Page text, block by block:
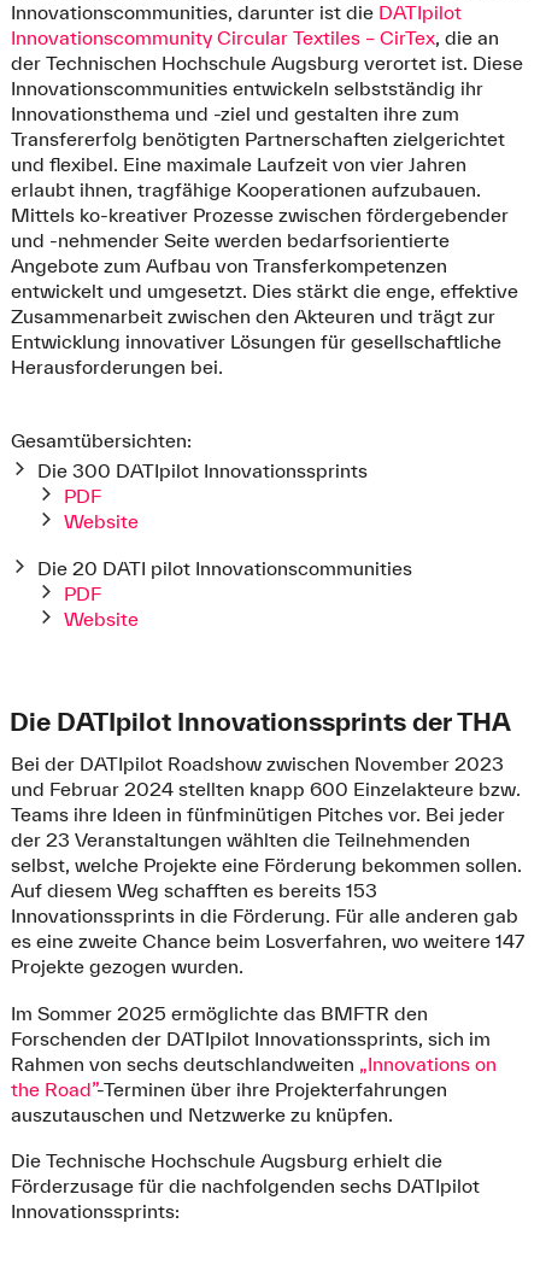
Innovationscommunities, darunter ist die DATIpilot
Innovationscommunity Circular Textiles – CirTex, die an
der Technischen Hochschule Augsburg verortet ist. Diese
Innovationscommunitiesentwickeln selbstständig ihr
Innovationsthema und -ziel und gestalten ihre zum
Transfererfolg benötigten Partnerschaften zielgerichtet
und flexibel. Eine maximale Laufzeit von vier Jahren
erlaubt ihnen, tragfähige Kooperationen aufzubauen.
Mittels ko-kreativer Prozesse zwischen fördergebender
und -nehmender Seite werden bedarfsorientierte
Angebote zum Aufbau von Transferkompetenzen
entwickelt und umgesetzt. Dies stärkt die enge, effektive
Zusammenarbeit zwischen den Akteuren und trägt zur
Entwicklung innovativer Lösungen für gesellschaftliche
Herausforderungen bei.
Gesamtübersichten:
Die 300 DATIpilot Innovationssprints
PDF
Website
Die 20 DATI pilot Innovationscommunities
PDF
Website
Die DATIpilot Innovationssprints der THA
Bei der DATIpilot Roadshow zwischen November 2023
und Februar 2024 stellten knapp 600 Einzelakteure bzw.
Teams ihre Ideen in fünfminütigen Pitches vor. Bei jeder
der 23 Veranstaltungen wählten die Teilnehmenden
selbst, welche Projekte eine Förderung bekommen sollen.
Auf diesem Weg schafften es bereits 153
Innovationssprints in die Förderung. Für alle anderen gab
es eine zweite Chance beim Losverfahren, wo weitere 147
Projekte gezogen wurden.
Im Sommer 2025 ermöglichte das BMFTR den
Forschenden der DATIpilot Innovationssprints, sich im
Rahmen von sechs deutschlandweiten „Innovations on
the Road”-Terminen über ihre Projekterfahrungen
auszutauschen und Netzwerke zu knüpfen.
Die Technische Hochschule Augsburg erhielt die
Förderzusage für die nachfolgenden sechs DATIpilot
Innovationssprints: